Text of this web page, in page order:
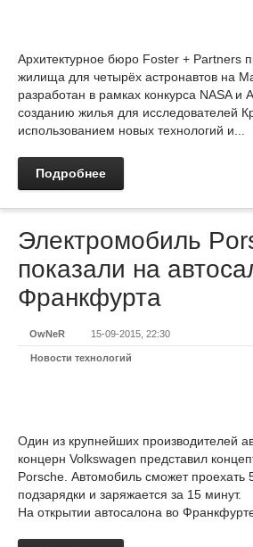
Архитектурное бюро Foster + Partners
жилища для четырёх астронавтов на
разработан в рамках конкурса NASA и
созданию жилья для исследователей
использованием новых технологий и...
Подробнее
Электромобиль
показали на
Франкфурта
OwNeR 15-09-2015, 22:30
Новости технологий
Один из крупнейших производителей
концерн Volkswagen представил
Porsche. Автомобиль сможет проехать
подзарядки и заряжается за 15 минут.
На открытии автосалона во